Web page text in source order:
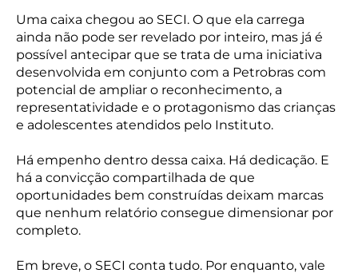
Uma caixa chegou ao SECI. O que ela carrega
ainda não pode ser revelado por inteiro, mas já é
possível antecipar que se trata de uma iniciativa
desenvolvida em conjunto com a Petrobras com
potencial de ampliar o reconhecimento, a
representatividade e o protagonismo das crianças
e adolescentes atendidos pelo Instituto.
Há empenho dentro dessa caixa. Há dedicação. E
há a convicção compartilhada de que
oportunidades bem construídas deixam marcas
que nenhum relatório consegue dimensionar por
completo.
Em breve, o SECI conta tudo. Por enquanto, vale